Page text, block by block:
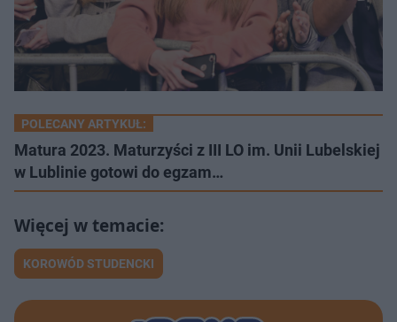
POLECANY ARTYKUŁ:
Matura 2023. Maturzyści z III LO im. Unii Lubelskiej
w Lublinie gotowi do egzam…
KOROWÓD STUDENCKI